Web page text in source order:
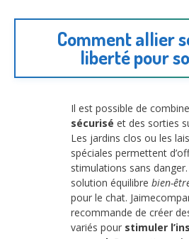
Comment allier
liberté pour
Il est possible de
sécurisé et des sorties
Les jardins clos ou les
spéciales permettent
stimulations sans
solution équilibre bien-
pour le chat.
recommande de créer
variés pour stimuler